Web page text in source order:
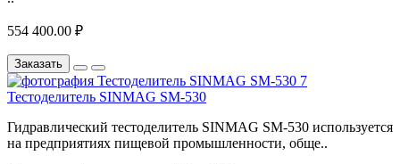
554 400.00 ₽
Заказать
Тестоделитель SINMAG SM-530
Гидравлический тестоделитель SINMAG SM-530 используется
на предприятиях пищевой промышленности, обще..